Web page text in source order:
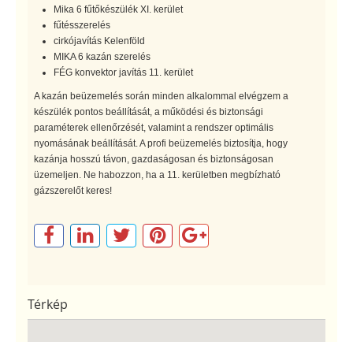
Mika 6 fűtőkészülék XI. kerület
fűtésszerelés
cirkójavítás Kelenföld
MIKA 6 kazán szerelés
FÉG konvektor javítás 11. kerület
A kazán beüzemelés során minden alkalommal elvégzem a
készülék pontos beállítását, a működési és biztonsági
paraméterek ellenőrzését, valamint a rendszer optimális
nyomásának beállítását. A profi beüzemelés biztosítja, hogy
kazánja hosszú távon, gazdaságosan és biztonságosan
üzemeljen. Ne habozzon, ha a 11. kerületben megbízható
gázszerelőt keres!
Térkép